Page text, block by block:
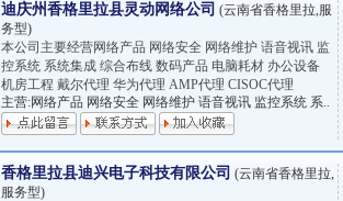
迪庆州香格里拉县灵动网络公司 (云南省香格里拉,服
务型)
本公司主要经营网络产品 网络安全 网络维护 语音视讯 监
控系统 系统集成 综合布线 数码产品 电脑耗材 办公设备
机房工程 戴尔代理 华为代理 AMP代理 CISOC代理
主营:网络产品 网络安全 网络维护 语音视讯 监控系统 系..
香格里拉县迪兴电子科技有限公司 (云南省香格里拉,
服务型)